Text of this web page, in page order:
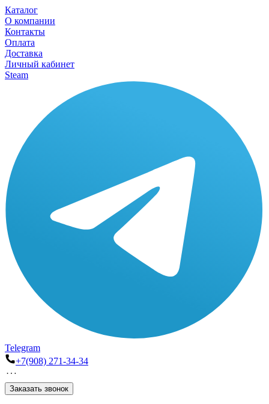
Каталог
О компании
Контакты
Оплата
Доставка
Личный кабинет
Steam
Telegram
+7(908) 271-34-34
Заказать звонок